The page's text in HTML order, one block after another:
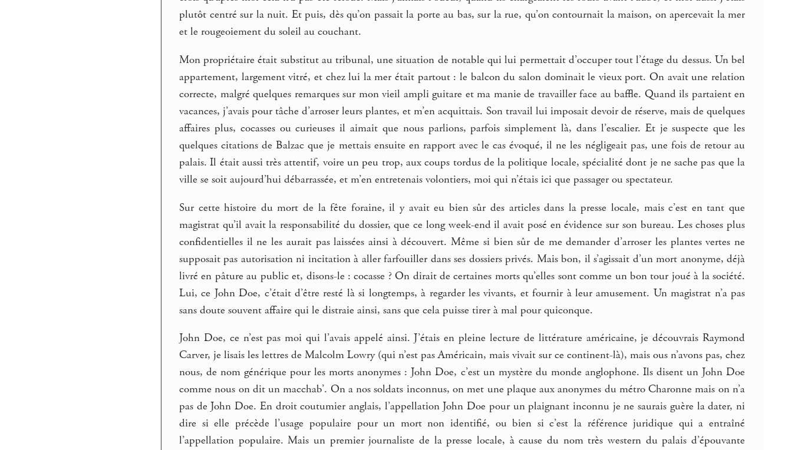
plutôt centré sur la nuit. Et puis, dès qu’on passait la porte au bas, sur la rue, qu’on contournait la maison, on apercevait la mer
et le rougeoiement du soleil au couchant.
Mon propriétaire était substitut au tribunal, une situation de notable qui lui permettait d’occuper tout l’étage du dessus. Un bel
appartement, largement vitré, et chez lui la mer était partout : le balcon du salon dominait le vieux port. On avait une relation
correcte, malgré quelques remarques sur mon vieil ampli guitare et ma manie de travailler face au baffle. Quand ils partaient en
vacances, j’avais pour tâche d’arroser leurs plantes, et m’en acquittais. Son travail lui imposait devoir de réserve, mais de quelques
affaires plus, cocasses ou curieuses il aimait que nous parlions, parfois simplement là, dans l’escalier. Et je suspecte que les
quelques citations de Balzac que je mettais ensuite en rapport avec le cas évoqué, il ne les négligeait pas, une fois de retour au
palais. Il était aussi très attentif, voire un peu trop, aux coups tordus de la politique locale, spécialité dont je ne sache pas que la
ville se soit aujourd’hui débarrassée, et m’en entretenais volontiers, moi qui n’étais ici que passager ou spectateur.
Sur cette histoire du mort de la fête foraine, il y avait eu bien sûr des articles dans la presse locale, mais c’est en tant que
magistrat qu’il avait la responsabilité du dossier, que ce long week-end il avait posé en évidence sur son bureau. Les choses plus
confidentielles il ne les aurait pas laissées ainsi à découvert. Même si bien sûr de me demander d’arroser les plantes vertes ne
supposait pas autorisation ni incitation à aller farfouiller dans ses dossiers privés. Mais bon, il s’agissait d’un mort anonyme, déjà
livré en pâture au public et, disons-le : cocasse ? On dirait de certaines morts qu’elles sont comme un bon tour joué à la société.
Lui, ce John Doe, c’était d’être resté là si longtemps, à regarder les vivants, et fournir à leur amusement. Un magistrat n’a pas
sans doute souvent affaire qui le distraie ainsi, sans que cela puisse tirer à mal pour quiconque.
John Doe, ce n’est pas moi qui l’avais appelé ainsi. J’étais en pleine lecture de littérature américaine, je découvrais Raymond
Carver, je lisais les lettres de Malcolm Lowry (qui n’est pas Américain, mais vivait sur ce continent-là), mais ous n’avons pas, chez
nous, de nom générique pour les morts anonymes : John Doe, c’est un mystère du monde anglophone. Ils disent un John Doe
comme nous on dit un macchab’. On a nos soldats inconnus, on met une plaque aux anonymes du métro Charonne mais on n’a
pas de John Doe. En droit coutumier anglais, l’appellation John Doe pour un plaignant inconnu je ne saurais guère la dater, ni
dire si elle précède l’usage populaire pour un mort non identifié, ou bien si c’est la référence juridique qui a entraîné
l’appellation populaire. Mais un premier journaliste de la presse locale, à cause du nom très western du palais d’épouvante